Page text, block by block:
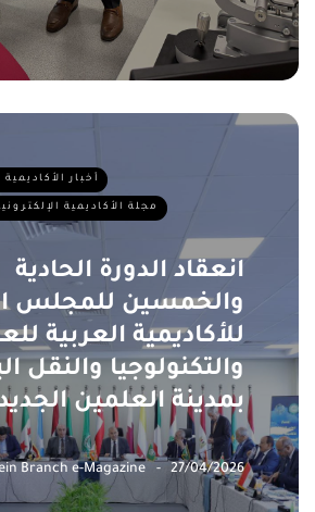
أخبار
مجلة الأكاديمية
انعقاد الدورة الحادية
والخمسين للمجلس
للأكاديمية العربية
والتكنولوجيا والنقل
بمدينة العلمين
Branch e-Magazine 27/04/2026